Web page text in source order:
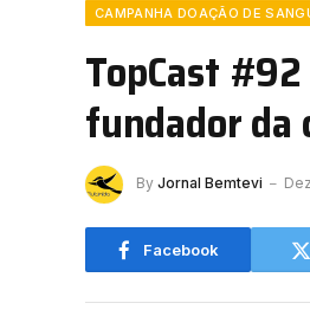
CAMPANHA DOAÇÃO DE
TopCast
fundador da
By Jornal Bemtevi
Facebook